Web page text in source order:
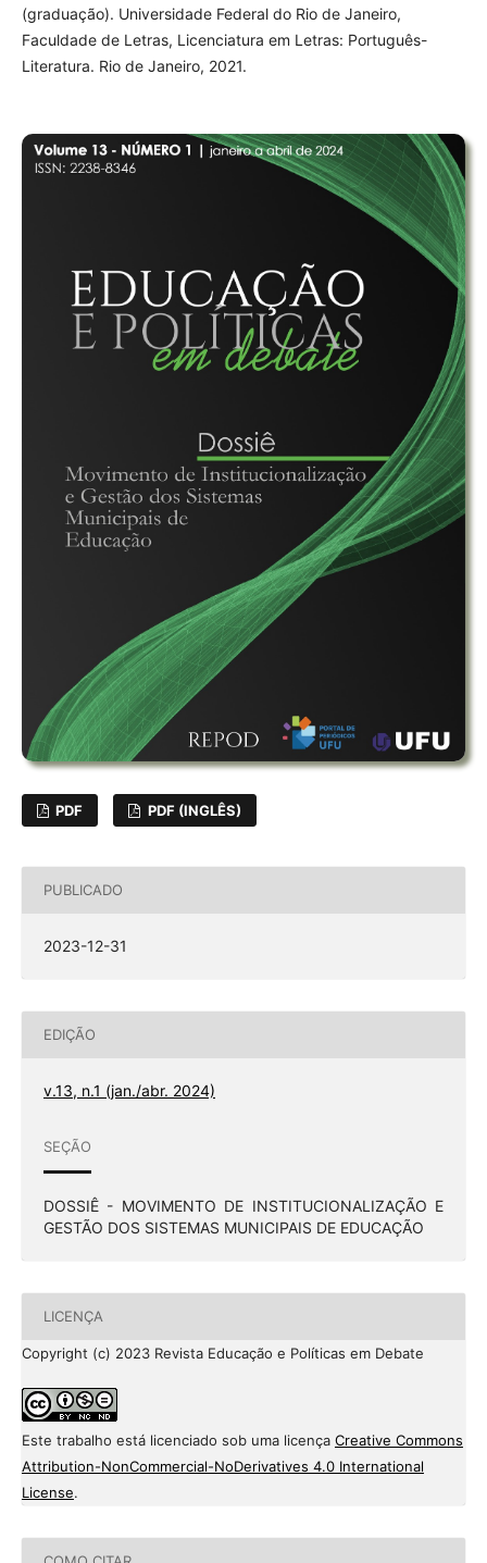
(graduação). Universidade Federal do Rio de Janeiro,
Faculdade de Letras, Licenciatura em Letras: Português-
Literatura. Rio de Janeiro, 2021.
PDF PDF (INGLÊS)
PUBLICADO
2023-12-31
EDIÇÃO
v.13, n.1 (jan./abr. 2024)
SEÇÃO
DOSSIÊ - MOVIMENTO DE INSTITUCIONALIZAÇÃO E
GESTÃO DOS SISTEMAS MUNICIPAIS DE EDUCAÇÃO
LICENÇA
Copyright (c) 2023 Revista Educação e Políticas em Debate
Este trabalho está licenciado sob uma licença Creative Commons
Attribution-NonCommercial-NoDerivatives 4.0 International
License.